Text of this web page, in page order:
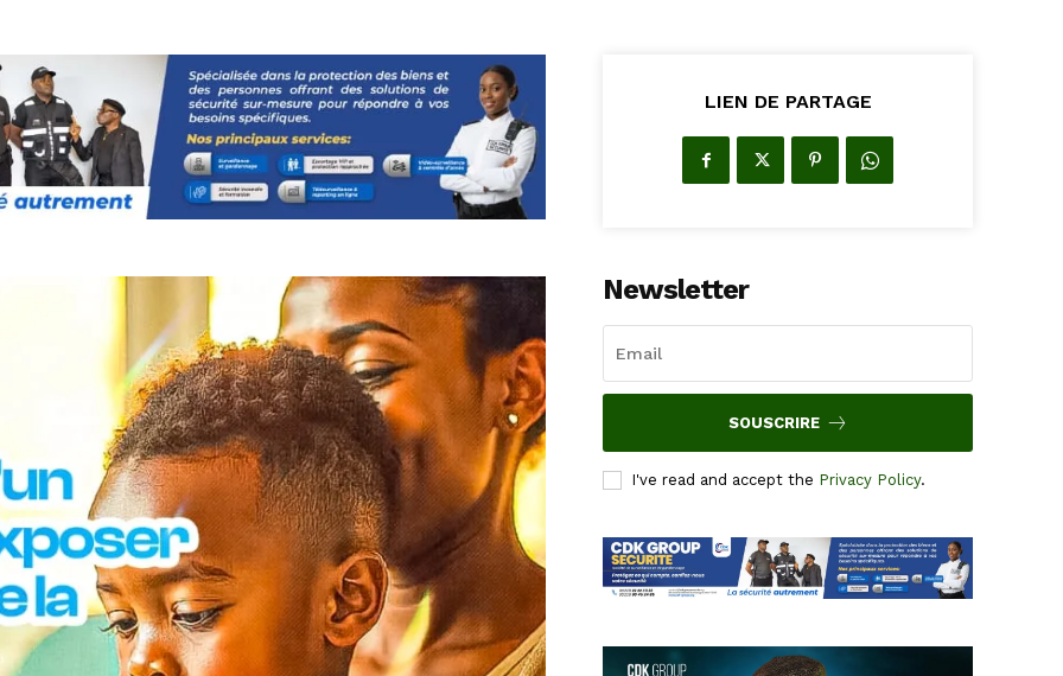
LIEN DE PARTAGE
Newsletter
SOUSCRIRE
I've read and accept the Privacy Policy.